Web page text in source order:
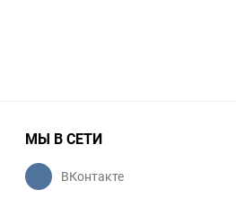
МЫ В СЕТИ
ВКонтакте